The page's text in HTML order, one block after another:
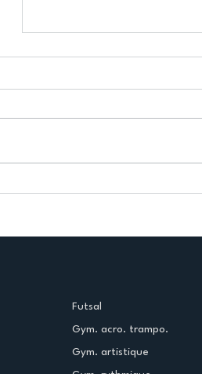
Futsal
Gym. acro. trampo.
Gym. artistique